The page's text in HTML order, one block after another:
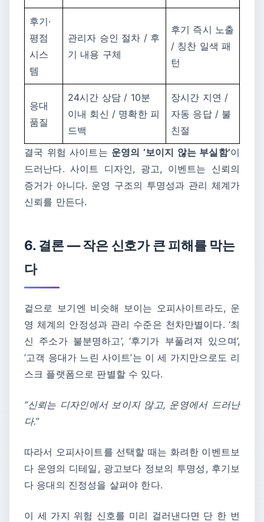
후기·
평점
시스
템
관리자 승인 절차 / 후
기 내용 구체
후기 즉시 노출
/ 칭찬 일색 패
턴
응대
품질
24시간 상담 / 10분
이내 회신 / 명확한 피
드백
장시간 지연 /
자동 응답 / 불
친절
결국 위험 사이트는 운영의 ‘보이지 않는 부실함’이
드러난다. 사이트 디자인, 광고, 이벤트는 신뢰의
증거가 아니다. 운영 구조의 투명성과 관리 체계가
신뢰를 만든다.
6. 결론 ― 작은 신호가 큰 피해를 막는
다
겉으로 보기엔 비슷해 보이는 오피사이트라도, 운
영 체계의 안정성과 관리 수준은 천차만별이다. ‘최
신 주소가 불분명하고’, ‘후기가 부풀려져 있으며’,
‘고객 응대가 느린 사이트’는 이 세 가지만으로도 리
스크 플랫폼으로 판별할 수 있다.
“신뢰는 디자인에서 보이지 않고, 운영에서 드러난
다.”
따라서 오피사이트를 선택할 때는 화려한 이벤트보
다 운영의 디테일, 광고보다 정보의 투명성, 후기보
다 응대의 진정성을 살펴야 한다.
이 세 가지 위험 신호를 미리 걸러낸다면 단 한 번